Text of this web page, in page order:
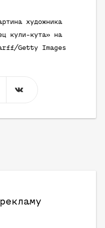
художника
кули-кута» на
Getty Images